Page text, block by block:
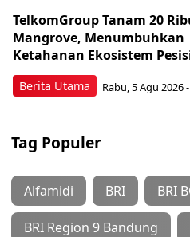
Berita Utama
TelkomGroup Tanam 20
Mangrove, Menumbuhkan
Ketahanan Ekosistem
Rabu, 5 Agu 2026
Tag Populer
Alfamidi BRI BRI
BRI Region 9 Bandung